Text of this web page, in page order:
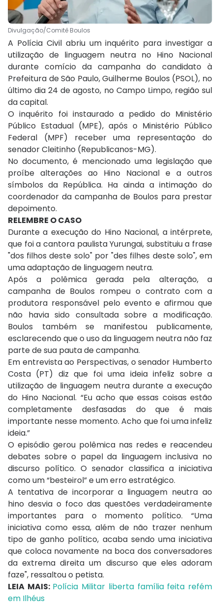
Divulgação/Comitê Boulos
A Polícia Civil abriu um inquérito para investigar a
utilização de linguagem neutra no Hino Nacional
durante comício da campanha do candidato à
Prefeitura de São Paulo, Guilherme Boulos (PSOL), no
último dia 24 de agosto, no Campo Limpo, região sul
da capital.
O inquérito foi instaurado a pedido do Ministério
Público Estadual (MPE), após o Ministério Público
Federal (MPF) receber uma representação do
senador Cleitinho (Republicanos-MG).
No documento, é mencionado uma legislação que
proíbe alterações ao Hino Nacional e a outros
símbolos da República. Ha ainda a intimação do
coordenador da campanha de Boulos para prestar
depoimento.
RELEMBRE O CASO
Durante a execução do Hino Nacional, a intérprete,
que foi a cantora paulista Yurungai, substituiu a frase
"dos filhos deste solo" por "des filhes deste solo", em
uma adaptação de linguagem neutra.
Após a polêmica gerada pela alteração, a
campanha de Boulos rompeu o contrato com a
produtora responsável pelo evento e afirmou que
não havia sido consultada sobre a modificação.
Boulos também se manifestou publicamente,
esclarecendo que o uso da linguagem neutra não faz
parte de sua pauta de campanha.
Em entrevista ao Perspectivas, o senador Humberto
Costa (PT) diz que foi uma ideia infeliz sobre a
utilização de linguagem neutra durante a execução
do Hino Nacional. “Eu acho que essas coisas estão
completamente desfasadas do que é mais
importante nesse momento. Acho que foi uma infeliz
ideia.”
O episódio gerou polêmica nas redes e reacendeu
debates sobre o papel da linguagem inclusiva no
discurso político. O senador classifica a iniciativa
como um “besteirol” e um erro estratégico.
A tentativa de incorporar a linguagem neutra ao
hino desvia o foco das questões verdadeiramente
importantes para o momento político. “Uma
iniciativa como essa, além de não trazer nenhum
tipo de ganho político, acaba sendo uma iniciativa
que coloca novamente na boca dos conversadores
da extrema direita um discurso que eles adoram
faze", ressaltou o petista.
LEIA MAIS: Polícia Militar liberta família feita refém
em Ilhéus